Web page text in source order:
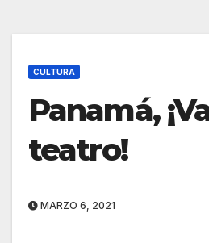
CULTURA
Panamá,
teatro!
MARZO 6, 2021